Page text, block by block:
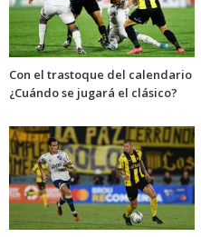
Con el trastoque del calendario
¿Cuándo se jugará el clásico?